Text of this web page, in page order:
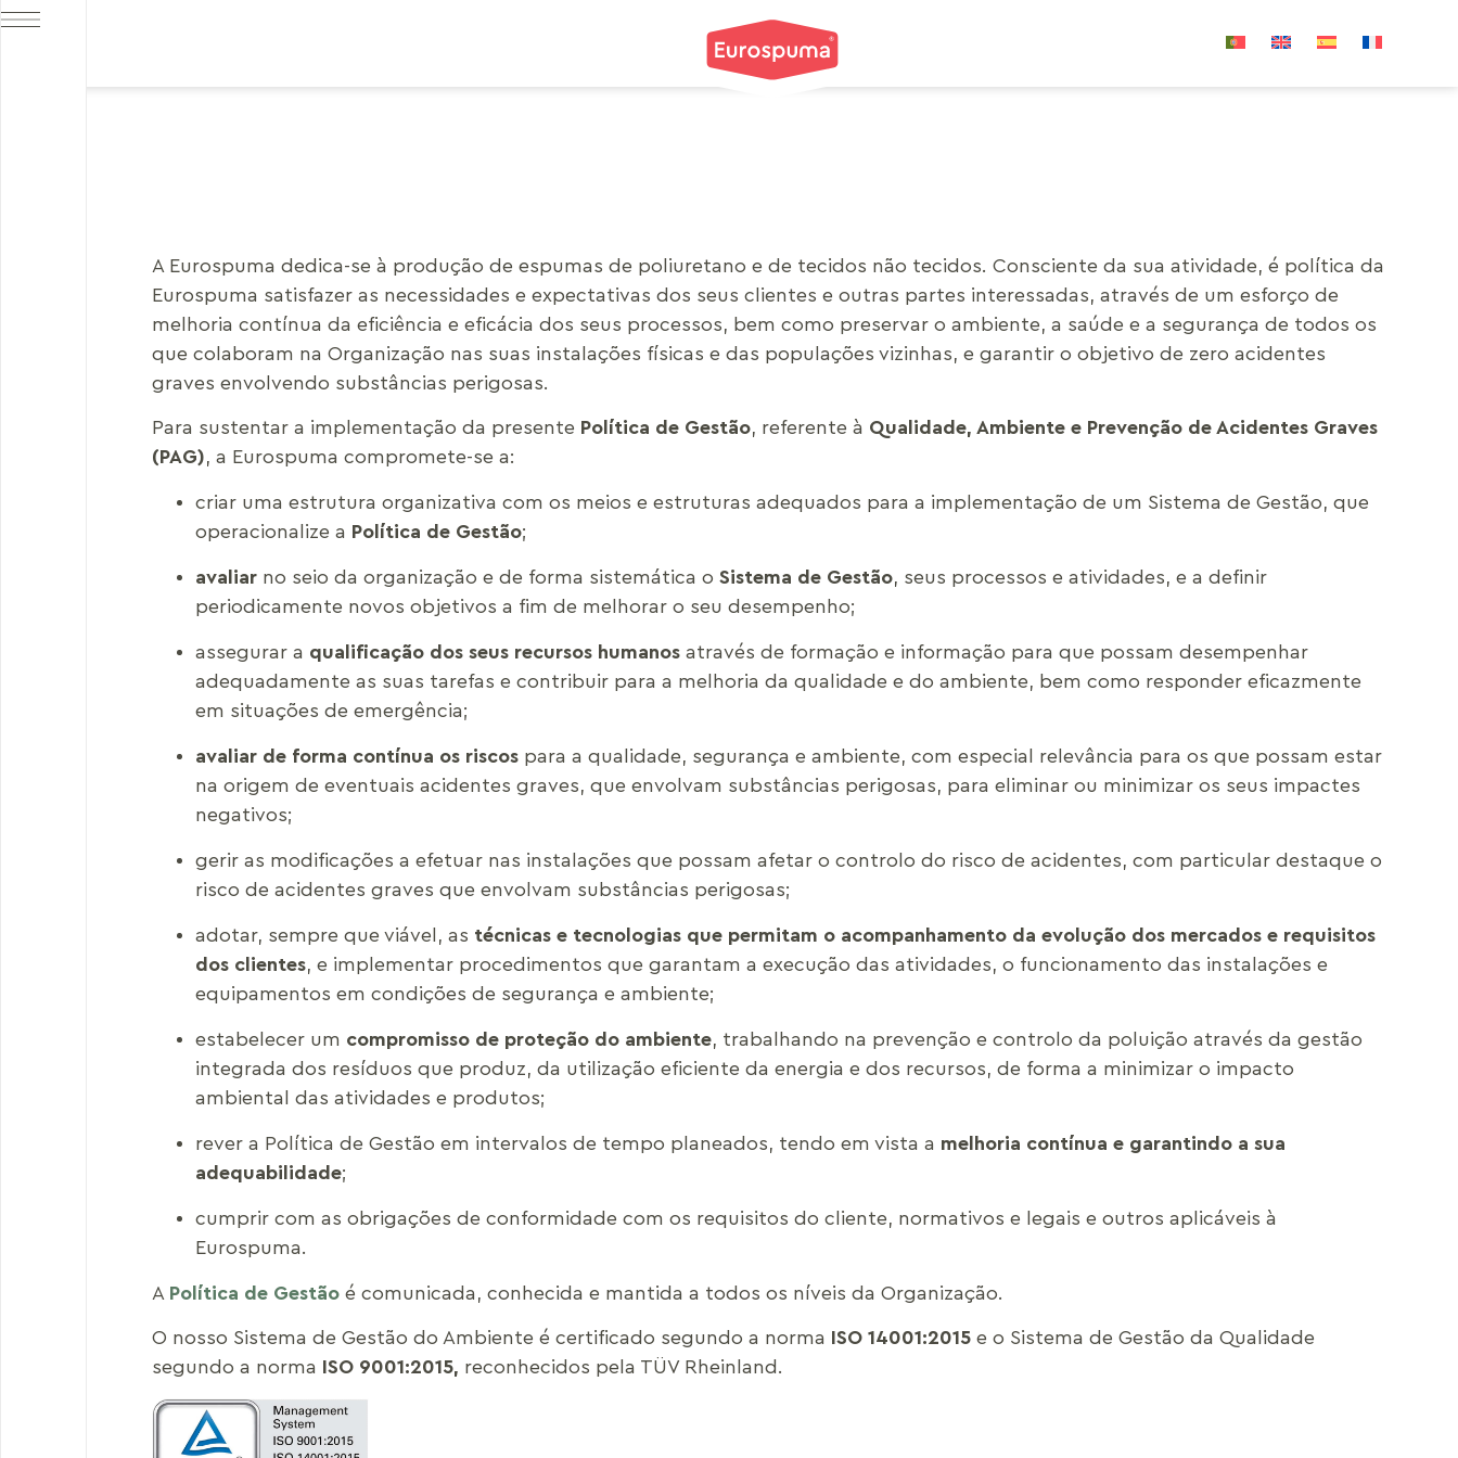
A Eurospuma dedica-se à produção de espumas de poliuretano e de tecidos não tecidos. Consciente da sua atividade, é política da
Eurospuma satisfazer as necessidades e expectativas dos seus clientes e outras partes interessadas, através de um esforço de
melhoria contínua da eficiência e eficácia dos seus processos, bem como preservar o ambiente, a saúde e a segurança de todos os
que colaboram na Organização nas suas instalações físicas e das populações vizinhas, e garantir o objetivo de zero acidentes
graves envolvendo substâncias perigosas.
Para sustentar a implementação da presente Política de Gestão, referente à Qualidade, Ambiente e Prevenção de Acidentes Graves
(PAG), a Eurospuma compromete-se a:
criar uma estrutura organizativa com os meios e estruturas adequados para a implementação de um Sistema de Gestão, que
operacionalize a Política de Gestão;
avaliar no seio da organização e de forma sistemática o Sistema de Gestão, seus processos e atividades, e a definir
periodicamente novos objetivos a fim de melhorar o seu desempenho;
assegurar a qualificação dos seus recursos humanos através de formação e informação para que possam desempenhar
adequadamente as suas tarefas e contribuir para a melhoria da qualidade e do ambiente, bem como responder eficazmente
em situações de emergência;
avaliar de forma contínua os riscos para a qualidade, segurança e ambiente, com especial relevância para os que possam estar
na origem de eventuais acidentes graves, que envolvam substâncias perigosas, para eliminar ou minimizar os seus impactes
negativos;
gerir as modificações a efetuar nas instalações que possam afetar o controlo do risco de acidentes, com particular destaque o
risco de acidentes graves que envolvam substâncias perigosas;
adotar, sempre que viável, as técnicas e tecnologias que permitam o acompanhamento da evolução dos mercados e requisitos
dos clientes, e implementar procedimentos que garantam a execução das atividades, o funcionamento das instalações e
equipamentos em condições de segurança e ambiente;
estabelecer um compromisso de proteção do ambiente, trabalhando na prevenção e controlo da poluição através da gestão
integrada dos resíduos que produz, da utilização eficiente da energia e dos recursos, de forma a minimizar o impacto
ambiental das atividades e produtos;
rever a Política de Gestão em intervalos de tempo planeados, tendo em vista a melhoria contínua e garantindo a sua
adequabilidade;
cumprir com as obrigações de conformidade com os requisitos do cliente, normativos e legais e outros aplicáveis à
Eurospuma.
A Política de Gestão é comunicada, conhecida e mantida a todos os níveis da Organização.
O nosso Sistema de Gestão do Ambiente é certificado segundo a norma ISO 14001:2015 e o Sistema de Gestão da Qualidade
segundo a norma ISO 9001:2015, reconhecidos pela TÜV Rheinland.